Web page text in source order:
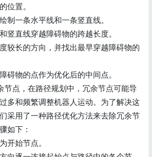
位置。
制一条水平线和一条竖直线。
竖直线穿越障碍物的跨越长度。
较长的方向，并找出最早穿越障碍物的
碍物的点作为优化后的中间点。
节点，在路径规划中，冗余节点可能导
多和频繁调整机器人运动。为了解决这
采用了一种路径优化方法来去除冗余节
如下：
开始节点。